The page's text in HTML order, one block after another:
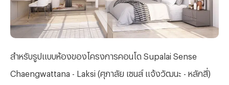
สำหรับรูปแบบห้องของโครงการคอนโด Supalai Sense
Chaengwattana - Laksi (ศุภาลัย เซนส์ แจ้งวัฒนะ - หลักสี่)